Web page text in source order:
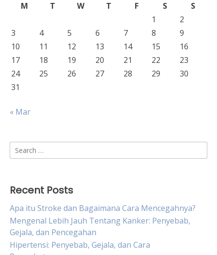
M
T W T F S
S
1
2
3
4 5 6 7 8
9
10
11 12 13 14 15
16
17
18 19 20 21 22
23
24
25 26 27 28 29
30
31
« Mar
Search
for:
Recent Posts
Apa itu Stroke dan Bagaimana Cara Mencegahnya?
Mengenal Lebih Jauh Tentang Kanker: Penyebab,
Gejala, dan Pencegahan
Hipertensi: Penyebab, Gejala, dan Cara